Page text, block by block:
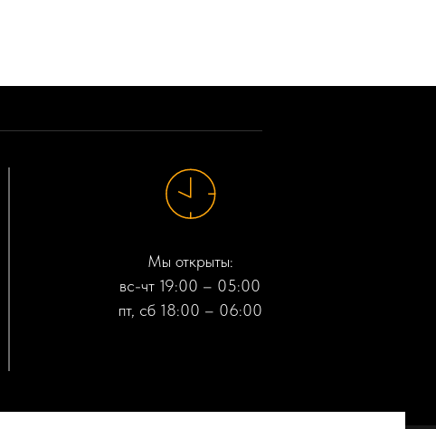
Мы открыты:
вс-чт 19:00 – 05:00
пт, сб 18:00 – 06:00